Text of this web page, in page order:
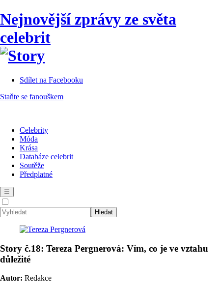
Nejnovější zprávy ze světa
celebrit
Sdílet na Facebooku
Staňte se fanouškem
Celebrity
Móda
Krása
Databáze celebrit
Soutěže
Předplatné
☰
Story č.18: Tereza Pergnerová: Vím, co je ve vztahu
důležité
Autor: Redakce